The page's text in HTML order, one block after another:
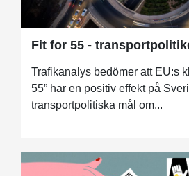
Fit for 55 -
Trafikanalys bedömer att EU:s
55” har en positiv effekt på
transportpolitiska mål om...